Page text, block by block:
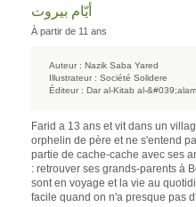
أيّام بيروت
À partir de 11 ans
Auteur : Nazik Saba Yared
Illustrateur : Société Solidere
Éditeur : Dar al-Kitab al-
Farid a 13 ans et vit dans un
orphelin de père et ne s'entend
partie de cache-cache avec ses
: retrouver ses grands-parents à
sont en voyage et la vie au
facile quand on n'a presque pas